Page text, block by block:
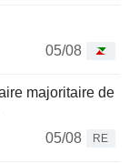
05/08
majoritaire de
05/08
RE